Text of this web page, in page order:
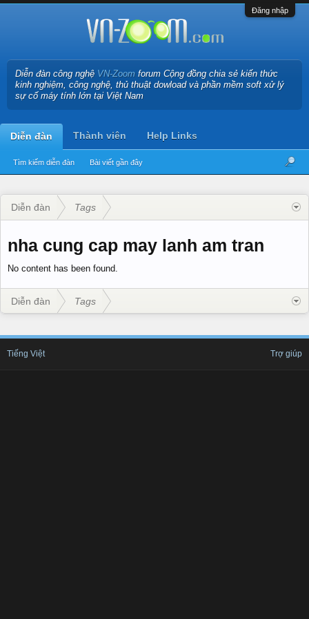
Đăng nhập
Diễn đàn công nghệ VN-Zoom forum Cộng đồng chia sẻ kiến thức
kinh nghiệm, công nghệ, thủ thuật dowload và phần mềm soft xử lý
sự cố máy tính lớn tại Việt Nam
Diễn đàn
Tìm kiếm diễn đàn Bài viết gần đây
Thành viên Help Links
Diễn đàn Tags
nha cung cap may lanh am tran
No content has been found.
Diễn đàn Tags
Tiếng Việt Trợ giúp